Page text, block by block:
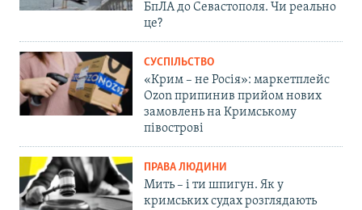
БпЛА до Севастополя. Чи реально
це?
СУСПІЛЬСТВО
«Крим – не Росія»: маркетплейс
Ozon припинив прийом нових
замовлень на Кримському
півострові
ПРАВА ЛЮДИНИ
Мить – і ти шпигун. Як у
кримських судах розглядають